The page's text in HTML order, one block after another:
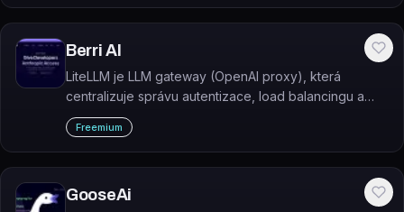
Berri AI
LiteLLM je LLM gateway (OpenAI proxy), která
centralizuje správu autentizace, load balancingu a
sledování nákladů napříč více než 100 jazykovými
modely v jednotném OpenAI formátu.
Freemium
GooseAi